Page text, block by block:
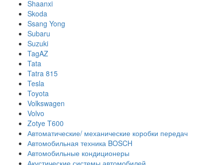
Shaanxi
Skoda
Ssang Yong
Subaru
Suzuki
TagAZ
Tata
Tatra 815
Tesla
Toyota
Volkswagen
Volvo
Zotye T600
Автоматические/ механические коробки передач
Автомобильная техника BOSCH
Автомобильные кондиционеры
Акустические системы автомобилей